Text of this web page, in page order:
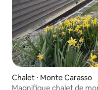
Chalet ⋅ Monte Carasso
Magnifique chalet de